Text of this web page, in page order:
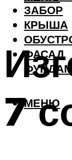
ЗАБОР
КРЫША
ФАСАД
МЕНЮ
7